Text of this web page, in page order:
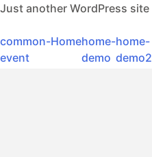
Skip
content
Just another WordPress site
common-
event
Homehome-
demo
home-
demo2